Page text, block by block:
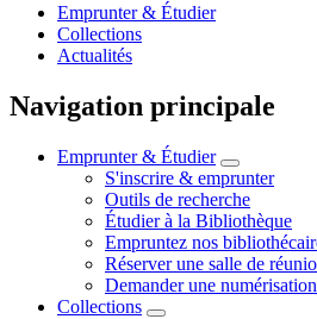
Emprunter & Étudier
Collections
Actualités
Navigation principale
Emprunter & Étudier
S'inscrire & emprunter
Outils de recherche
Étudier à la Bibliothèque
Empruntez nos
Réserver une salle de
Demander une numérisation
Collections